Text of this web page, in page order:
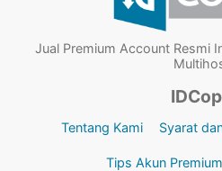
Jual Premium Account Resmi
Tentang Kami Syarat
Tips Akun Premium